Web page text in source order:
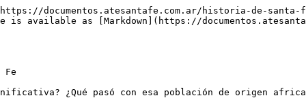
como zapateros, albañiles, plateros, barberos, carpinteros, carniceros, boteros, sastres y músicos. Era frecuente que los artesanos blancos compraran esclavos a fin de tener ayudantes en su labor cotidiana. En consecuencia, las ocupaciones especializadas más frecuentes entre los esclavizados santafesinos eran oficios que requerían un entrenamiento prolongado, el aprendizaje de saberes específicos y el desarrollo de habilidades valiosas. Es necesario pensar la historia de la esclavitud, y de los esclavos santafesinos en particular, como parte de la historia larga del trabajo y los trabajadores de la ciudad. Las dinámicas de la construcción de una fuerza de trabajo asalariado y un mercado laboral son indisociables del proceso de erosión del trabajo cautivo y la institución esclavista en la región.

Hacia inicios del siglo XIX es posible conocer y cuantificar mejor la presencia africana y afrodescendiente. Hacia 1816–1817 se realizó un padrón de los cuatro cuarteles en los que se dividía la ciudad, una división con vértice en las actuales calles General López y 9 de Julio.

> ### Es necesario pensar la historia de la esclavitud, y de los esclavos santafesinos en particular, como parte de la historia larga del trabajo y los trabajadores de la ciudad.

Por entonces la ciudad tenía algo más de 6000 habitantes. El censo relevó diversas variables: Varones y mujeres, Edad, Patria —es decir proveniencia—, Profesión, Clase —una clasificación socio–étnica entre españoles o blancos; negros o morenos, pardos, indios y chinos— y Pardos y morenos —una columna donde se consignaba el estatus jurídico libre o esclavo de las personas no–blancas.

A partir de esa información sabemos que en la Santa Fe de inicios del siglo XIX casi la mitad de la población era considerada parda o morena en el sentido mencionado, y que algo más del 11%, sobre la población total, eran esclavos. El censo contabilizaba algo más de cien negros nacidos en África, a quienes se solía denominar bozales. De acuerdo a dicho padrón, ellos provenían mayormente de África Occidental —Angola y Guinea— y en casos aislados de Mozambique —África Oriental— y Mina, actual Ghana. Si miramos otras fuentes, como por ejemplo los registros matrimoniales santafesinos, confeccionados por los párrocos, podemos ver que las menciones a sus procedencias se multiplican. Por ejemplo, aparecen personas africanas clasificadas como Congo, Benguela, Casanche, Lubolo. Estos grupos no se correspondían necesariamente con grupos étnicos y solidaridades culturales preexistentes en el África precolonial. Ellos constituyeron denominaciones ligadas a los puertos desde los que los africanos provenientes de tierras adentro habían sido embarcados, así como a solidaridades e identidades forjadas ya sea en el tráfico, en los puertos africanos, o en América. Esos lazos a veces sirvieron para reconstruir lazos de parentesco sobre la base de culturas o religiones similares (Barreto Farias, Libano Soares y Dos Santos Gomes, 2005).

La reconstrucción de las experiencias, las trayectorias y la reformulación de los imaginarios de aquellos africanos que fueron capturados y apartados de sus familias y aldeas, forzadamente llevados al otro lado del Atlántico,